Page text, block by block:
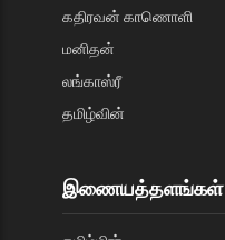
கதிரவன் காணொளி
மனிதன்
லங்காஸ்ரீ
தமிழ்வின்
இணையத்தளங்கள்